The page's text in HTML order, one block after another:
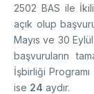
Event
International
Bilateral
Multilateral
EU
Degree /
2502 BAS ile
açık olup
Mayıs ve 30
başvuruların
İşbirliği
ise 24 aydır.